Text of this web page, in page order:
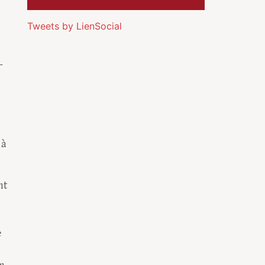
Tweets by LienSocial